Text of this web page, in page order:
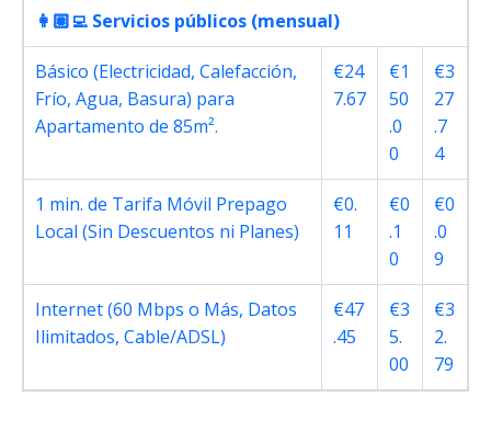
👩🏽‍💻 Servicios públicos (mensual)
Básico (Electricidad, Calefacción,
Frío, Agua, Basura) para
Apartamento de 85m².
€24
7.67
€1
50
.0
0
€3
27
.7
4
1 min. de Tarifa Móvil Prepago
Local (Sin Descuentos ni Planes)
€0.
11
€0
.1
0
€0
.0
9
Internet (60 Mbps o Más, Datos
Ilimitados, Cable/ADSL)
€47
.45
€3
5.
00
€3
2.
79